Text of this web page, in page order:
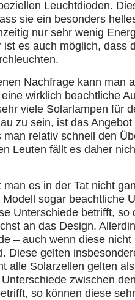
Leuchtdioden.
sie ein besonders
nur sehr wenig
es auch möglich, dass
Nachfrage kann man
wirklich beachtliche
viele Solarlampen für
zu sein, ist das
relativ schnell den
Leuten fällt es daher
man es in der Tat nicht
sogar beachtliche
Unterschiede betrifft, so
an das Design.
– auch wenn diese nicht
Diese gelten
alle Solarzellen gelten
zwischen
so können diese